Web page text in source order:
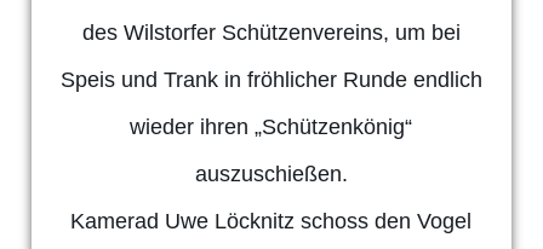
des Wilstorfer Schützenvereins, um bei
Speis und Trank in fröhlicher Runde endlich
wieder ihren „Schützenkönig“
auszuschießen.
Kamerad Uwe Löcknitz schoss den Vogel